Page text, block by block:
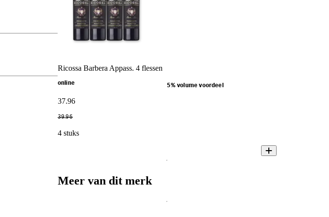
Ricossa Barbera Appass. 4 flessen
online 5% volume voordeel
37.96
39.96
4 stuks
Meer van dit merk